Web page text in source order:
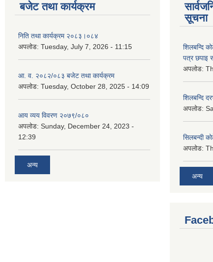
बजेट तथा कार्यक्रम
निति तथा कार्यक्रम २०८३।०८४
अपलोड: Tuesday, July 7, 2026 - 11:15
आ. व. २०८२/०८३ बजेट तथा कार्यक्रम
अपलोड: Tuesday, October 28, 2025 - 14:09
आय व्यय विवरण २०७९/०८०
अपलोड: Sunday, December 24, 2023 -
12:39
अन्य
सूचना
शिलबन्दि
पत्र छपाइ
अपलोड:
शिलबन्दि
अपलोड:
सिलबन्दी
अपलोड:
अन्य